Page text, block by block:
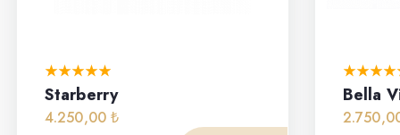
Starberry
4.250,00 ₺
Bella